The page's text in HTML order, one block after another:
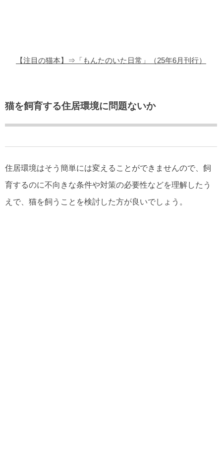
【注目の猫本】⇒「もんたのいた日常」（25年6月刊行）
猫を飼育する住居環境に問題ないか
住居環境はそう簡単には変えることができませんので、飼
育するのに不向きな条件や対策の必要性などを理解したう
えで、猫を飼うことを検討した方が良いでしょう。